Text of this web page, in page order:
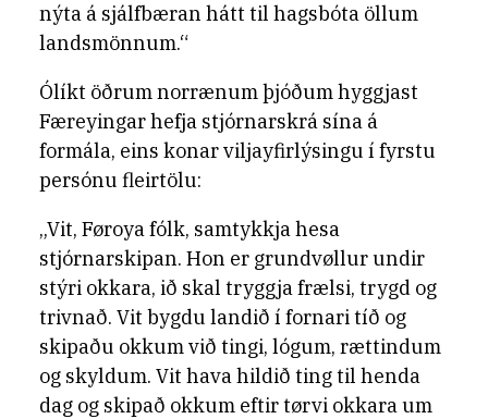
nýta á sjálfbæran hátt til hagsbóta öllum
landsmönnum.“
Ólíkt öðrum norrænum þjóðum hyggjast
Færeyingar hefja stjórnarskrá sína á
formála, eins konar viljayfirlýsingu í fyrstu
persónu fleirtölu:
„Vit, Føroya fólk, samtykkja hesa
stjórnarskipan. Hon er grundvøllur undir
stýri okkara, ið skal tryggja frælsi, trygd og
trivnað. Vit bygdu landið í fornari tíð og
skipaðu okkum við tingi, lógum, rættindum
og skyldum. Vit hava hildið ting til henda
dag og skipað okkum eftir tørvi okkara um